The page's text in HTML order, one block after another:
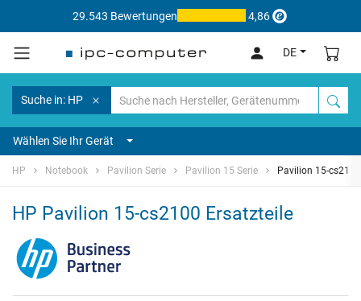
29.543 Bewertungen 4,86
DE
Suche in: HP
Wählen Sie Ihr Gerät
HP Notebook Pavilion Serie Pavilion 15 Serie Pavilion 15-cs2100
HP Pavilion 15-cs2100 Ersatzteile